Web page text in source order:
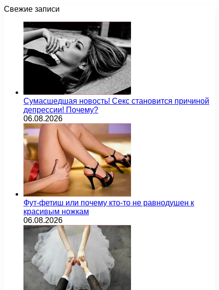
Свежие записи
Сумасшедшая новость! Секс становится причиной
депрессии! Почему?
06.08.2026
Фут-фетиш или почему кто-то не равнодушен к
красивым ножкам
06.08.2026